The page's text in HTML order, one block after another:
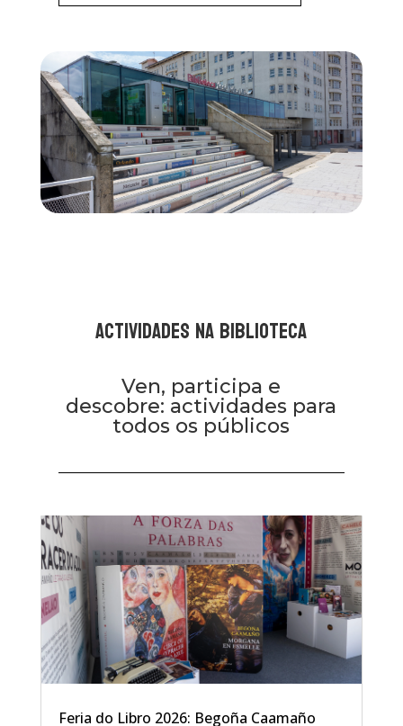
ACTIVIDADES NA BIBLIOTECA
Ven, participa e
descobre: actividades para
todos os públicos
Feria do Libro 2026: Begoña Caamaño